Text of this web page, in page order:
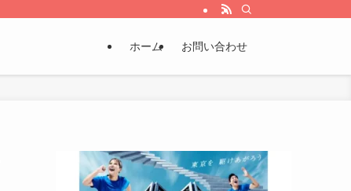
ホーム お問い合わせ